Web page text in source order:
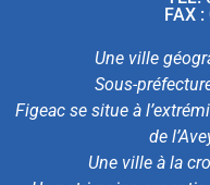
FAX
Une ville
Sous-
Figeac se situe à
de
Une ville à la